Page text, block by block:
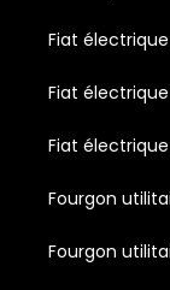
Fiat
Fiat
Fiat
Fourgon
Fourgon